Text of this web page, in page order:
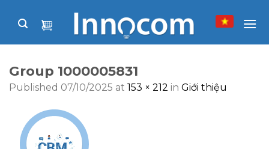
Group 1000005831
Published 07/10/2025 at 153 × 212 in Giới thiệu